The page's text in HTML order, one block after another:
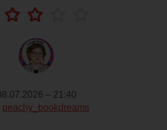
– 21:40
peachy_bookdreams